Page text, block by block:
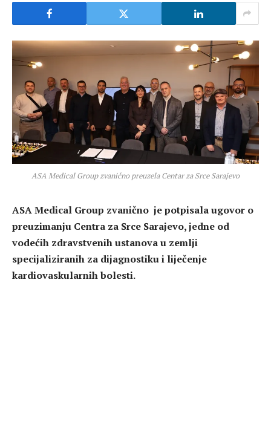
ASA Medical Group zvanično preuzela Centar za Srce Sarajevo
ASA Medical Group zvanično je potpisala ugovor o
preuzimanju Centra za Srce Sarajevo, jedne od
vodećih zdravstvenih ustanova u zemlji
specijaliziranih za dijagnostiku i liječenje
kardiovaskularnih bolesti.